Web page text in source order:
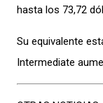
hasta los 73,72
Su equivalente
Intermediate